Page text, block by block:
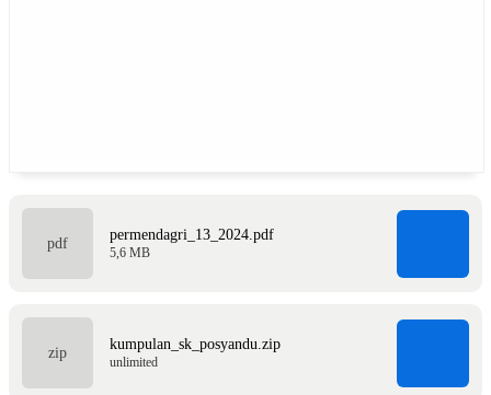
permendagri_13_2024.pdf
5,6 MB
kumpulan_sk_posyandu.zip
unlimited